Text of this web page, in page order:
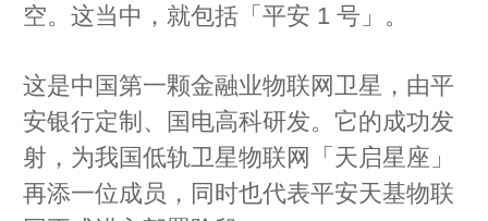
空。这当中，就包括「平安 1 号」。
这是中国第一颗金融业物联网卫星，由平
安银行定制、国电高科研发。它的成功发
射，为我国低轨卫星物联网「天启星座」
再添一位成员，同时也代表平安天基物联